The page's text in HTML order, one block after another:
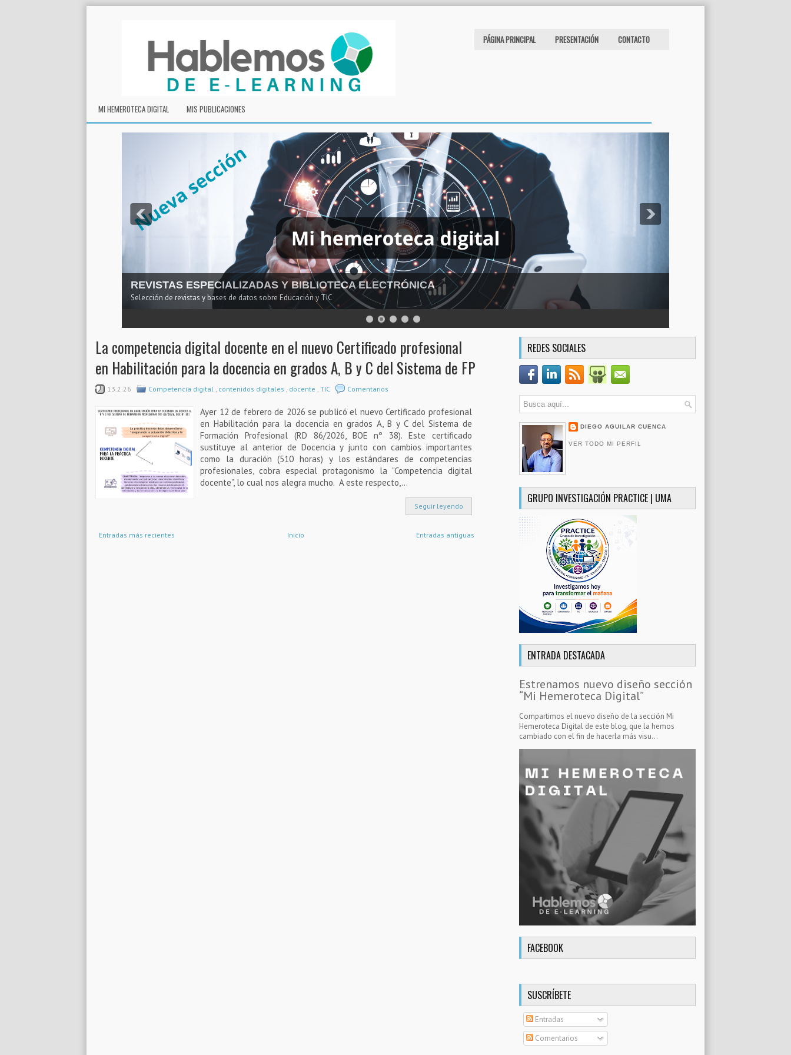
PÁGINA PRINCIPAL PRESENTACIÓN CONTACTO
MI HEMEROTECA DIGITAL MIS PUBLICACIONES
REVISTAS ESPECIALIZADAS Y BIBLIOTECA ELECTRÓNICA
Selección de revistas y bases de datos sobre Educación y TIC
La competencia digital docente en el nuevo Certificado profesional
en Habilitación para la docencia en grados A, B y C del Sistema de FP
13.2.26 Competencia digital , contenidos digitales , docente , TIC Comentarios
Ayer 12 de febrero de 2026 se publicó el nuevo Certificado profesional
en Habilitación para la docencia en grados A, B y C del Sistema de
Formación Profesional (RD 86/2026, BOE nº 38). Este certificado
sustituye al anterior de Docencia y junto con cambios importantes
como la duración (510 horas) y los estándares de competencias
profesionales, cobra especial protagonismo la “Competencia digital
docente”, lo cual nos alegra mucho. A este respecto,...
Seguir leyendo
Entradas más recientes Entradas antiguas
Inicio
REDES SOCIALES
DIEGO AGUILAR CUENCA
VER TODO MI PERFIL
GRUPO INVESTIGACIÓN PRACTICE | UMA
ENTRADA DESTACADA
Estrenamos nuevo diseño sección
“Mi Hemeroteca Digital”
Compartimos el nuevo diseño de la sección Mi
Hemeroteca Digital de este blog, que la hemos
cambiado con el fin de hacerla más visu...
FACEBOOK
SUSCRÍBETE
Entradas
Comentarios